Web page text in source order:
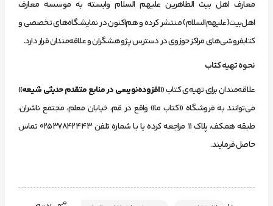
معارف اهل بیت الطاهرین علیهم السلام وابسته به موسسه معارف
اهل‌بیت(علیهم‌السلام) منتشر کرده و هم‌اکنون در نمایشگاه‌های تخصصی و
کتابفروشی‌های مراکز حوزوی در دسترس پژوهشگران و علاقه‌مندان قرار دارد.
نحوه تهیه کتاب
علاقه‌مندان برای تهیه‌ی کتاب «افزوده‌نویسی در منابع متقدم حدیثی شیعه»
می‌توانند به فروشگاه «کتاب ما» واقع در قم، خیابان معلم، مجتمع ناشران،
طبقه همکف، پلاک ۱۱ مراجعه کرده یا با شماره تلفن ۰۲۵۳۷۸۴۲۴۴۳ تماس
حاصل فرمایند.